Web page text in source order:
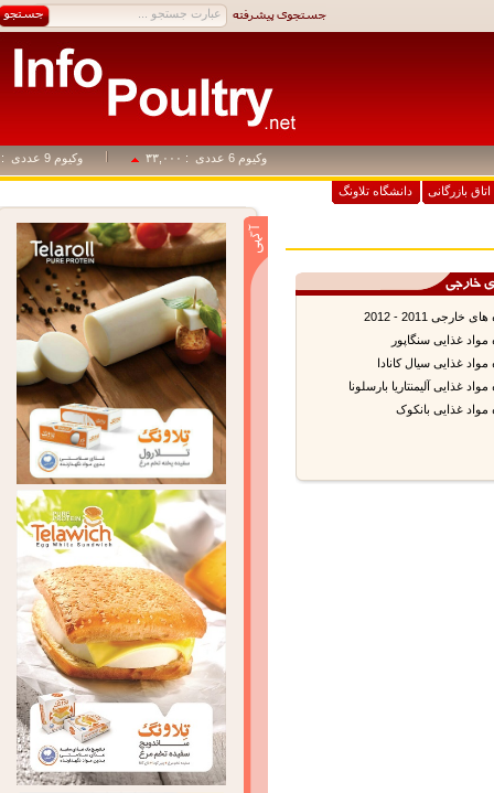
وکیوم 6 عددی : ۳۳,۰۰۰ وکیوم 9 عددی : ۴۹,۵۰۰
بازرگانی دانشگاه تلاونگ
2011 - 2012
غذایی سنگاپور
غذایی سیال کانادا
غذایی آلیمنتاریا بارسلونا
غذایی بانکوک